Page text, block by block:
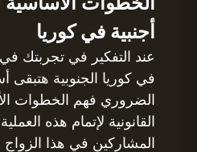
أجنبية في كوريا
عند التفكير في تجربتك
في كوريا الجنوبية
الضروري فهم الخطوات
القانونية لإتمام هذه
المشاركين في هذا الزواج